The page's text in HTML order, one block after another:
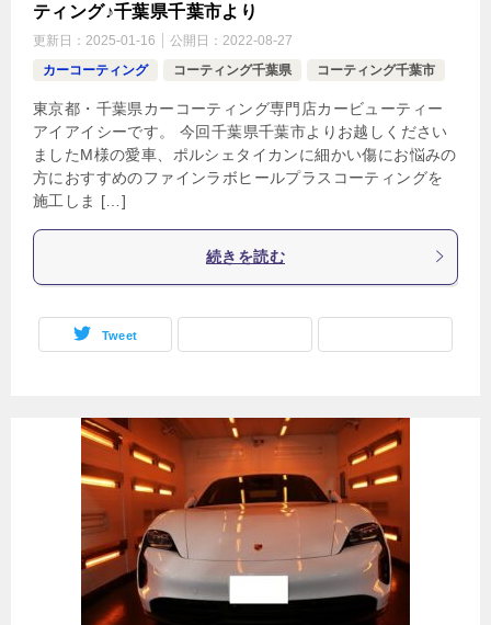
ティング♪千葉県千葉市より
更新日： 2025-01-16 公開日： 2022-08-27
カーコーティング
コーティング千葉県 コーティング千葉市
東京都・千葉県カーコーティング専門店カービューティー
アイアイシーです。 今回千葉県千葉市よりお越しください
ましたM様の愛車、ポルシェタイカンに細かい傷にお悩みの
方におすすめのファインラボヒールプラスコーティングを
施工しま […]
続きを読む
Tweet